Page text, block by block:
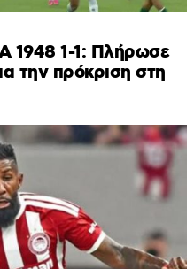
1948 1-1: Πλήρωσε
την πρόκριση στη